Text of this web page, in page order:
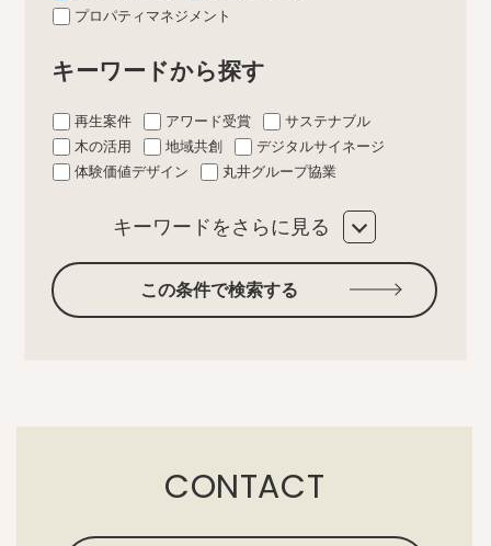
プロパティマネジメント
キーワードから探す
再生案件 アワード受賞
サステナブル
木の活用
地域共創
デジタルサイネージ
体験価値デザイン
丸井グループ協業
キーワードをさらに見る
この条件で検索する
CONTACT